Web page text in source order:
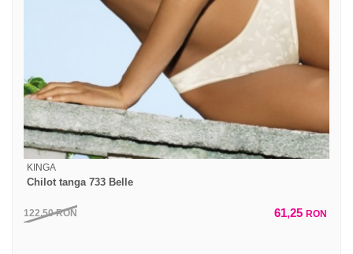
KINGA
Chilot tanga 733 Belle
122,50RON 61,25 RON